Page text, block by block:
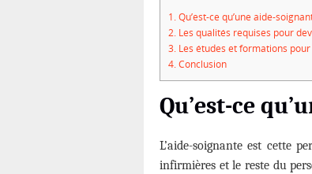
1.Qu’est-ce qu’une aide-
2. Les qualités requises pour
3. Les études et formations
4.Conclusion
Qu’est-ce
L’aide-soignante est cette
infirmières et le reste du